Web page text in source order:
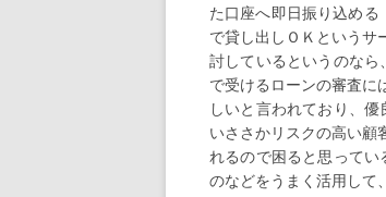
た口座へ即日振り込め
で貸し出しＯＫというサ
討しているというのな
で受けるローンの審査に
しいと言われており、
いささかリスクの高い顧
れるので困ると思って
のなどをうまく活用して